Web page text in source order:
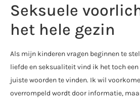
Seksuele
het hele gezin
Als mijn kinderen vragen beginnen te
liefde en seksualiteit vind ik het toch
juiste woorden te vinden. Ik wil
overrompeld wordt door informatie,